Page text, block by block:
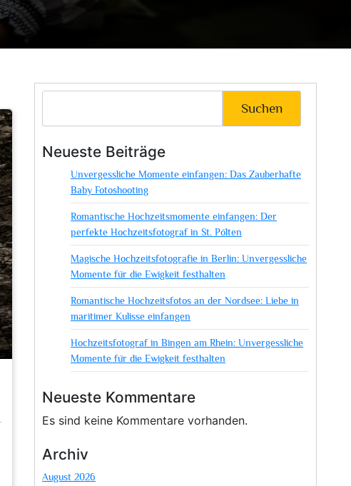
Suchen
Neueste Beiträge
Unvergessliche Momente einfangen: Das Zauberhafte
Baby Fotoshooting
Romantische Hochzeitsmomente einfangen: Der
perfekte Hochzeitsfotograf in St. Pölten
Magische Hochzeitsfotografie in Berlin: Unvergessliche
Momente für die Ewigkeit festhalten
Romantische Hochzeitsfotos an der Nordsee: Liebe in
maritimer Kulisse einfangen
Hochzeitsfotograf in Bingen am Rhein: Unvergessliche
Momente für die Ewigkeit festhalten
Neueste Kommentare
Es sind keine Kommentare vorhanden.
Archiv
August 2026